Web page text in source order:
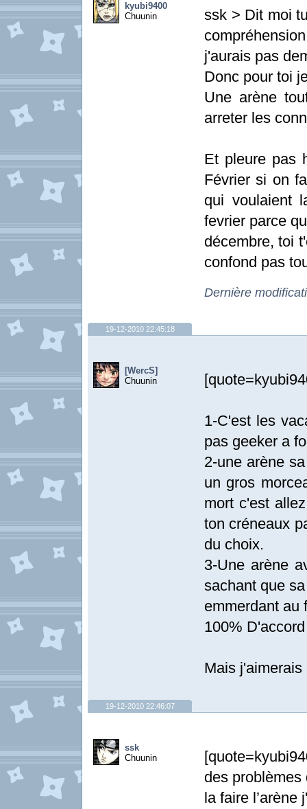
kyubi9400
Chuunin
ssk > Dit moi
j'aurais pas
Donc pour toi
Une arène
arreter les
Et pleure pas
Février si on
qui voulaient
fevrier parce
décembre, toi
confond pas
Dernière
19-12-2010 22:45:18
[WercS]
Chuunin
1-C'est les
pas geeker a
2-une arène
un gros
mort c'est
ton créneaux
du choix.
3-Une arène
sachant que
emmerdant au
100% D'accord
Mais
19-12-2010 22:46:07
ssk
Chuunin
des
la faire l’arène